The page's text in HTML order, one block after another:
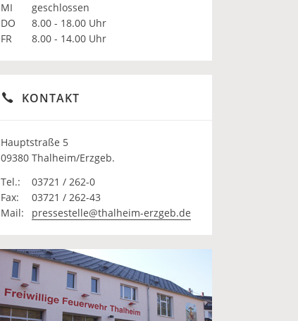
MI
geschlossen
DO
8.00 - 18.00 Uhr
FR
8.00 - 14.00 Uhr
KONTAKT
Hauptstraße 5
09380 Thalheim/Erzgeb.
Tel.:
03721 / 262-0
Fax:
03721 / 262-43
Mail:
pressestelle@thalheim-erzgeb.de